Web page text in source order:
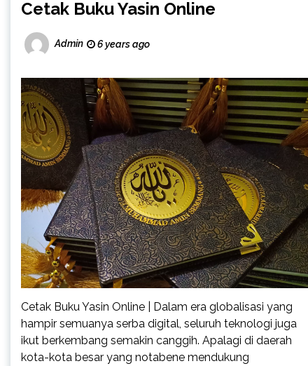
Cetak Buku Yasin Online
Admin 6 years ago
Cetak Buku Yasin Online | Dalam era globalisasi yang
hampir semuanya serba digital, seluruh teknologi juga
ikut berkembang semakin canggih. Apalagi di daerah
kota-kota besar yang notabene mendukung